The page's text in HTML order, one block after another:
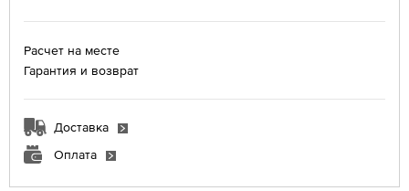
Расчет на месте
Гарантия и возврат
Доставка
Оплата